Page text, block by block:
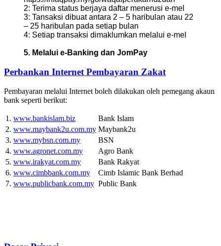
2: Terima status berjaya daftar menerusi e-mel
3: Tansaksi dibuat antara 2 – 5 haribulan atau 22
– 25 haribulan pada setiap bulan
4: Setiap transaksi dimaklumkan melalui e-mel
5. Melalui e-Banking dan JomPay
Perbankan Internet Pembayaran Zakat
Pembayaran melalui Internet boleh dilakukan oleh pemegang akaun
bank seperti berikut:
1. www.bankislam.biz
Bank Islam
2. www.maybank2u.com.my Maybank2u
3. www.mybsn.com.my
BSN
4. www.agronet.com.my
Agro Bank
5. www.irakyat.com.my
Bank Rakyat
6. www.cimbbank.com.my
Cimb Islamic Bank Berhad
7. www.publicbank.com.my Public Bank